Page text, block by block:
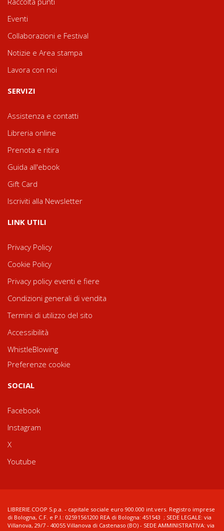
Eventi
Collaborazioni e Festival
Notizie e Area stampa
Lavora con noi
SERVIZI
Assistenza e contatti
Libreria online
Prenota e ritira
Guida all'ebook
Gift Card
Iscriviti alla Newsletter
LINK UTILI
Privacy Policy
Cookie Policy
Privacy policy eventi e fiere
Condizioni generali di vendita
Termini di utilizzo del sito
Accessibilità
WhistleBlowing
Preferenze cookie
SOCIAL
Facebook
Instagram
X
Youtube
LIBRERIE.COOP S.p.a. - capitale sociale euro 900.000 int.vers. Registro imprese
di Bologna, C.F. e P.I.: 02591561200 REA di Bologna: 451543 ; SEDE LEGALE: via
Villanova, 29/7 - 40055 Villanova di Castenaso (BO) - SEDE AMMINISTRATIVA: via